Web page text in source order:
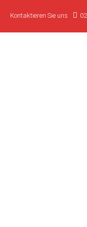
Kontaktieren Sie uns